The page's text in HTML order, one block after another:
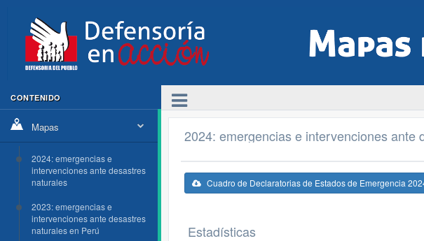
CONTENIDO
Mapas
2024: emergencias e
intervenciones ante desastres
naturales
2023: emergencias e
intervenciones ante desastres
naturales en Perú
2024: emergencias e intervenciones ante
Cuadro de Declaratorias de Estados de Emergencia
Estadísticas